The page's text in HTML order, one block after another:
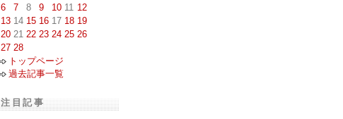
6
7 8 9 10 11 12
13 14 15 16 17 18 19
20 21 22 23 24 25 26
27 28
トップページ
過去記事一覧
注目記事